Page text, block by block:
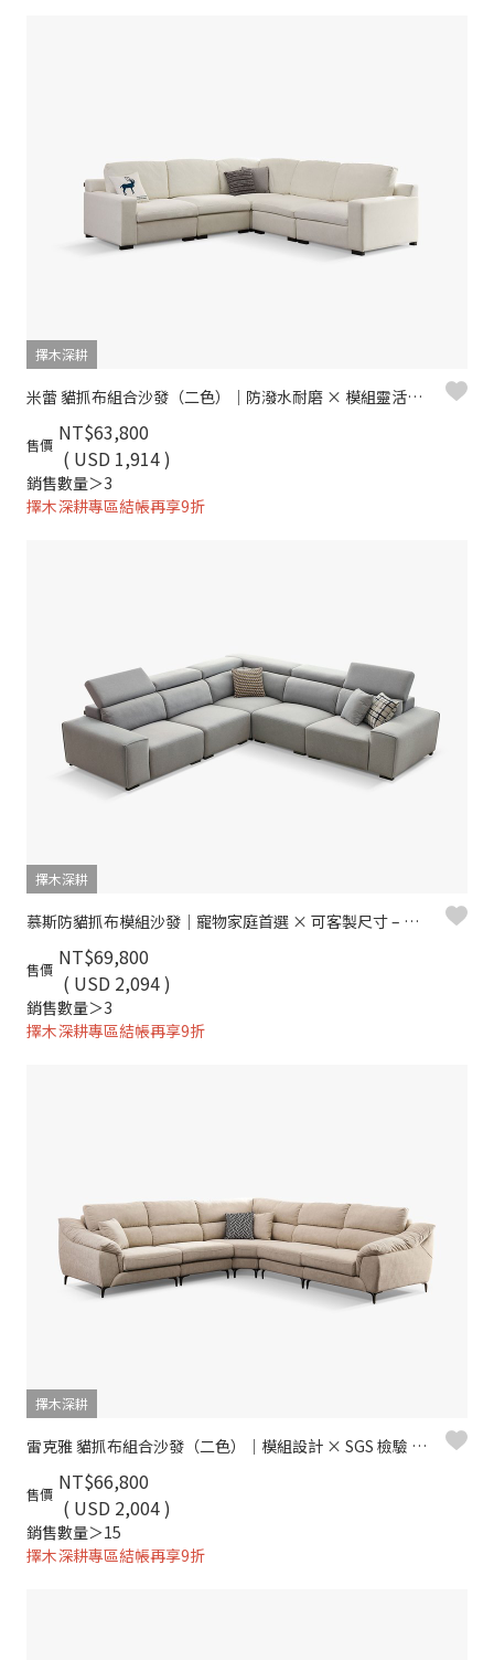
擇木深耕
米蕾 貓抓布組合沙發（二色）｜防潑水耐磨 × 模組靈活拼接– 擇木深耕
售價 NT$63,800
( USD 1,914 )
銷售數量＞3
擇木深耕專區結帳再享9折
擇木深耕
慕斯防貓抓布模組沙發｜寵物家庭首選 × 可客製尺寸 – 擇木深耕
售價 NT$69,800
( USD 2,094 )
銷售數量＞3
擇木深耕專區結帳再享9折
擇木深耕
雷克雅 貓抓布組合沙發（二色）｜模組設計 × SGS 檢驗 × 耐磨防潑水 – 擇木深耕
售價 NT$66,800
( USD 2,004 )
銷售數量＞15
擇木深耕專區結帳再享9折